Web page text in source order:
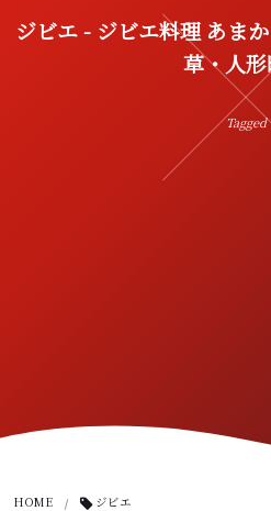
ジビエ - ジビエ料理 あま
草・人形
Tagged
HOME ジビエ